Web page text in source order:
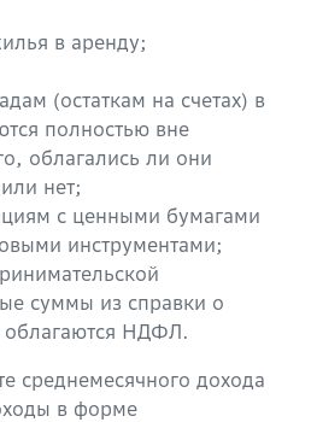
в аренду;
(остаткам на счетах) в
полностью вне
облагались ли они
нет;
с ценными бумагами
инструментами;
суммы из справки о
облагаются НДФЛ.
среднемесячного дохода
в форме